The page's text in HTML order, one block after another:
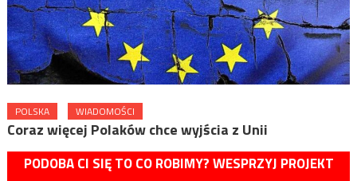
POLSKA WIADOMOŚCI
Coraz więcej Polaków chce wyjścia z Unii
PODOBA CI SIĘ TO CO ROBIMY? WESPRZYJ PROJEKT